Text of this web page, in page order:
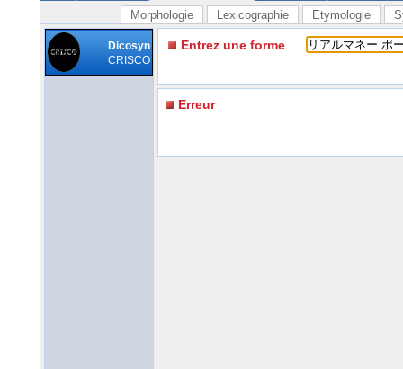
Morphologie Lexicographie Etymologie
Dicosyn
CRISCO
Entrez une forme
Erreur